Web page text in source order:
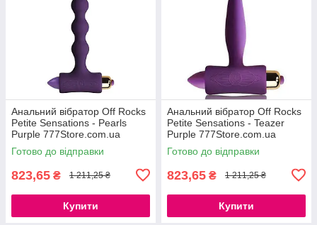
Анальний вібратор Off Rocks
Petite Sensations - Pearls
Purple 777Store.com.ua
Готово до відправки
823,65 ₴ 1 211,25 ₴
Купити
Анальний вібратор Off Rocks
Petite Sensations - Teazer
Purple 777Store.com.ua
Готово до відправки
823,65 ₴ 1 211,25 ₴
Купити